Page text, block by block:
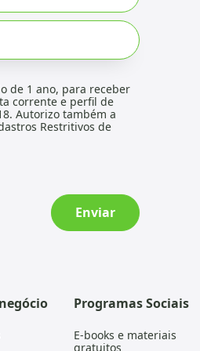
de 1 ano, para receber
corrente e perfil de
Autorizo também a
Restritivos de
Enviar
Programas Sociais
E-books e materiais
gratuitos